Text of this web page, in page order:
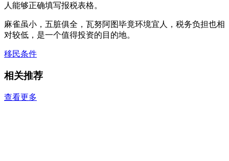
人能够正确填写报税表格。
麻雀虽小，五脏俱全，瓦努阿图毕竟环境宜人，税务负担也相
对较低，是一个值得投资的目的地。
移民条件
相关推荐
查看更多